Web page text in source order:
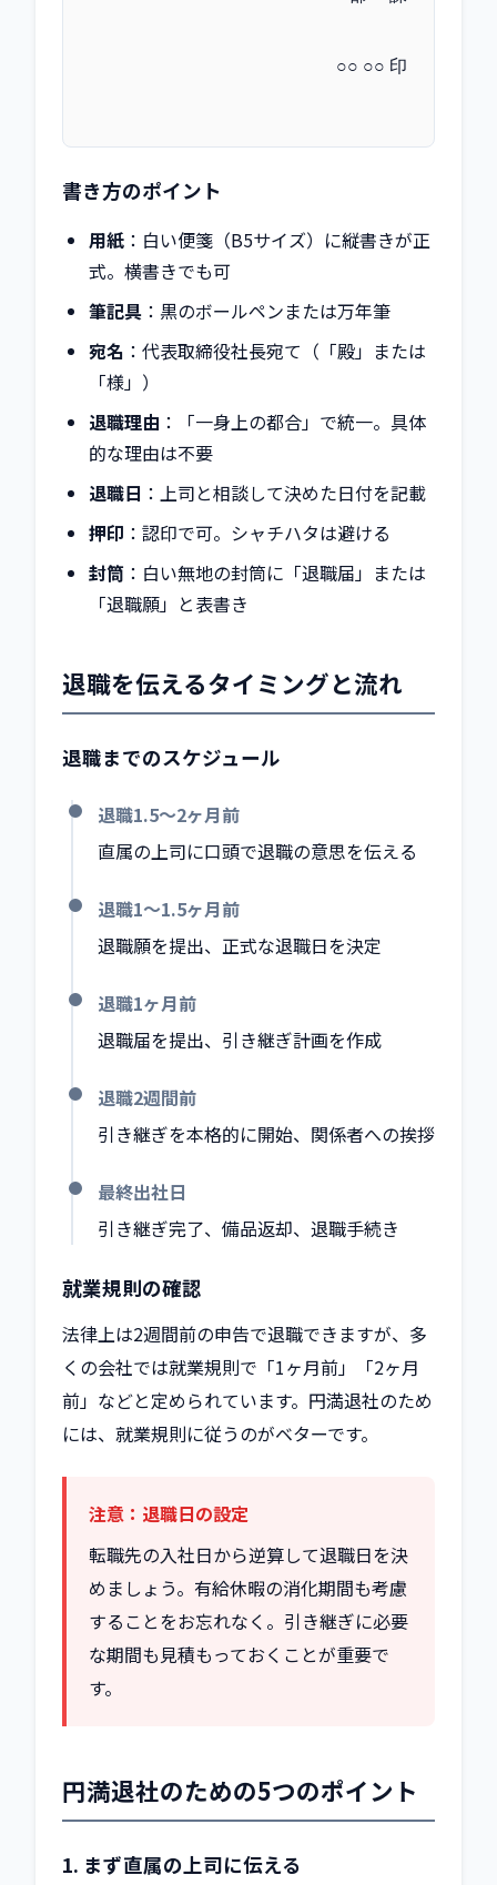
○○ ○○ 印
書き方のポイント
用紙 ：白い便箋（B5サイズ）に縦書きが正
式。横書きでも可
筆記具 ：黒のボールペンまたは万年筆
宛名 ：代表取締役社長宛て（「殿」または
「様」）
退職理由 ：「一身上の都合」で統一。具体
的な理由は不要
退職日 ：上司と相談して決めた日付を記載
押印 ：認印で可。シャチハタは避ける
封筒 ：白い無地の封筒に「退職届」または
「退職願」と表書き
退職を伝えるタイミングと流れ
退職までのスケジュール
退職1.5〜2ヶ月前
直属の上司に口頭で退職の意思を伝える
退職1〜1.5ヶ月前
退職願を提出、正式な退職日を決定
退職1ヶ月前
退職届を提出、引き継ぎ計画を作成
退職2週間前
引き継ぎを本格的に開始、関係者への挨拶
最終出社日
引き継ぎ完了、備品返却、退職手続き
就業規則の確認
法律上は2週間前の申告で退職できますが、多
くの会社では就業規則で「1ヶ月前」「2ヶ月
前」などと定められています。円満退社のため
には、就業規則に従うのがベターです。
注意：退職日の設定
転職先の入社日から逆算して退職日を決
めましょう。有給休暇の消化期間も考慮
することをお忘れなく。引き継ぎに必要
な期間も見積もっておくことが重要で
す。
円満退社のための5つのポイント
1. まず直属の上司に伝える